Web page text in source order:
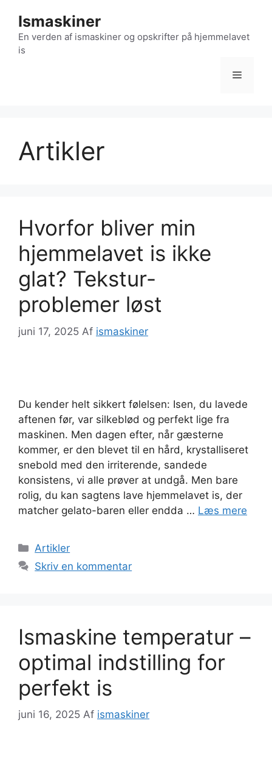
indhold
Ismaskiner
En verden af ismaskiner og opskrifter på hjemmelavet
is
Menu
Artikler
Hvorfor bliver min
hjemmelavet is ikke
glat? Tekstur-
problemer løst
juni 17, 2025 Af ismaskiner
Du kender helt sikkert følelsen: Isen, du lavede
aftenen før, var silkeblød og perfekt lige fra
maskinen. Men dagen efter, når gæsterne
kommer, er den blevet til en hård, krystalliseret
snebold med den irriterende, sandede
konsistens, vi alle prøver at undgå. Men bare
rolig, du kan sagtens lave hjemmelavet is, der
matcher gelato-baren eller endda … Læs mere
Kategorier
Artikler
Skriv en kommentar
Ismaskine temperatur –
optimal indstilling for
perfekt is
juni 16, 2025 Af ismaskiner